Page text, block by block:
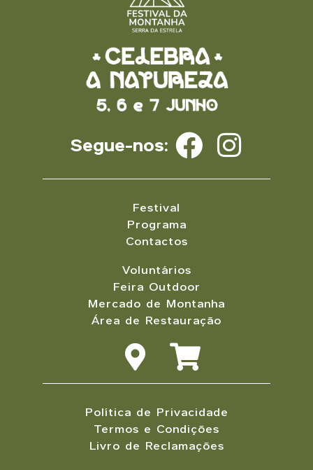
Segue-nos:
Festival
Programa
Contactos
Voluntários
Feira Outdoor
Mercado de Montanha
Área de Restauração
Política de Privacidade
Termos e Condições
Livro de Reclamações